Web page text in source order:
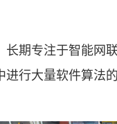
专注于智能网
行大量软件算法